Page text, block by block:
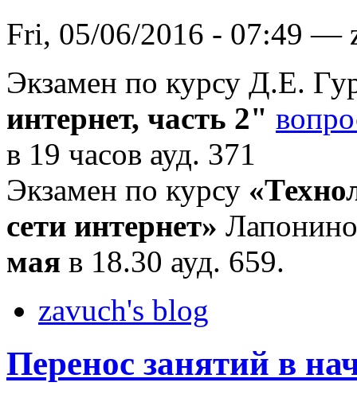
Fri, 05/06/2016 - 07:49 —
Экзамен по курсу Д.Е.
интернет, часть 2"
в 19 часов ауд. 371
Экзамен по курсу
сети интернет»
мая в 18.30 ауд. 659.
zavuch's blog
Перенос занятий в